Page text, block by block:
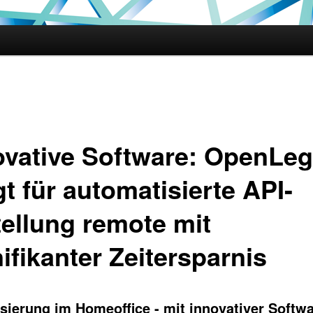
Software:
für automatisierte API-
remote mit
Zeitersparnis
im Homeoffice - mit innovativer